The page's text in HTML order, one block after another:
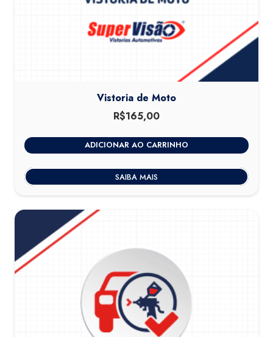
Vistoria de Moto
R$165,00
ADICIONAR AO CARRINHO
SAIBA MAIS